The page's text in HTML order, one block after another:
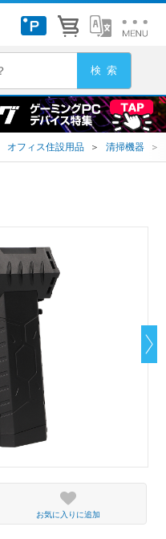
オフィス住設用品 ＞ 清掃機器 ＞
お気に入りに追加